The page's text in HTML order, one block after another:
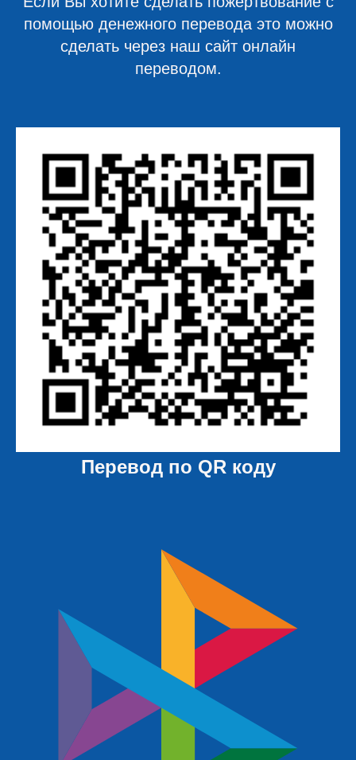
помощью денежного перевода это можно
сделать через наш сайт онлайн
переводом.
Перевод по QR коду